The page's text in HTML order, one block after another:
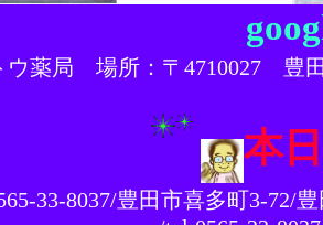
ウ薬局 場所：〒4710027 豊
本
33-8037/豊田市喜多町3-72/